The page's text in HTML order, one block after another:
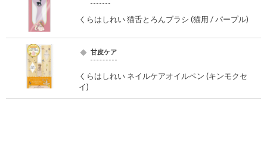
くらはしれい 猫舌とろんブラシ (猫用 / パープル)
甘皮ケア
くらはしれい ネイルケアオイルペン (キンモクセ
イ)